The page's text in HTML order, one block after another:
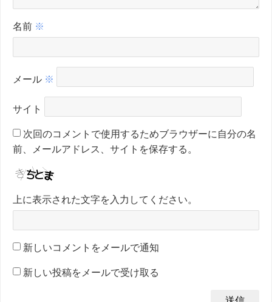
名前 ※
メール ※
サイト
次回のコメントで使用するためブラウザーに自分の名
前、メールアドレス、サイトを保存する。
上に表示された文字を入力してください。
新しいコメントをメールで通知
新しい投稿をメールで受け取る